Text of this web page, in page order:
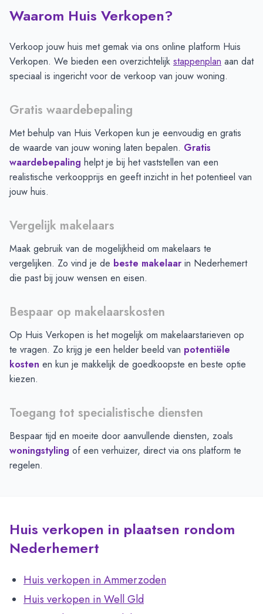
Waarom Huis Verkopen?
Verkoop jouw huis met gemak via ons online platform Huis
Verkopen. We bieden een overzichtelijk stappenplan aan dat
speciaal is ingericht voor de verkoop van jouw woning.
Gratis waardebepaling
Met behulp van Huis Verkopen kun je eenvoudig en gratis
de waarde van jouw woning laten bepalen. Gratis
waardebepaling helpt je bij het vaststellen van een
realistische verkoopprijs en geeft inzicht in het potentieel van
jouw huis.
Vergelijk makelaars
Maak gebruik van de mogelijkheid om makelaars te
vergelijken. Zo vind je de beste makelaar in Nederhemert
die past bij jouw wensen en eisen.
Bespaar op makelaarskosten
Op Huis Verkopen is het mogelijk om makelaarstarieven op
te vragen. Zo krijg je een helder beeld van potentiële
kosten en kun je makkelijk de goedkoopste en beste optie
kiezen.
Toegang tot specialistische diensten
Bespaar tijd en moeite door aanvullende diensten, zoals
woningstyling of een verhuizer, direct via ons platform te
regelen.
Huis verkopen in plaatsen rondom
Nederhemert
Huis verkopen in Ammerzoden
Huis verkopen in Well Gld